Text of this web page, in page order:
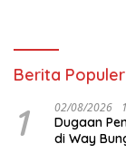
Berita Populer
1 02/08/2026
Dugaan
di Way